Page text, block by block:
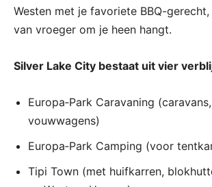
Westen met je favoriete BBQ-
van vroeger om je heen hangt.
Silver Lake City bestaat uit vier
Europa‑Park Caravaning
vouwwagens)
Europa‑Park Camping (voor
Tipi Town (met huifkarren,